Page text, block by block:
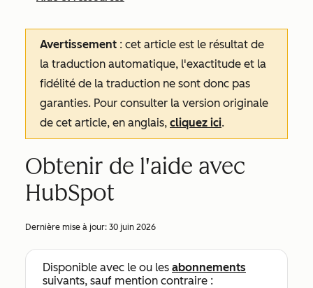
Avertissement : cet article est le résultat de
la traduction automatique, l'exactitude et la
fidélité de la traduction ne sont donc pas
garanties. Pour consulter la version originale
de cet article, en anglais, cliquez ici.
Obtenir de l'aide avec
HubSpot
Dernière mise à jour: 30 juin 2026
Disponible avec le ou les abonnements
suivants, sauf mention contraire :